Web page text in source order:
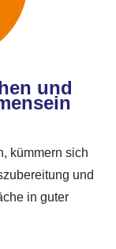
und
kümmern sich
und
in guter